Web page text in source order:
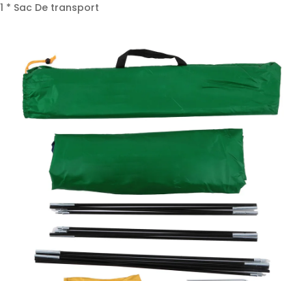
1 * Sac De transport